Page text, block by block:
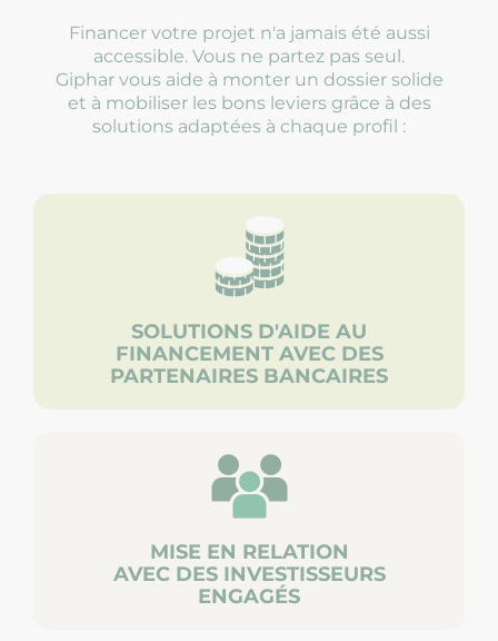
Financer votre projet n'a jamais été aussi
accessible. Vous ne partez pas seul.
Giphar vous aide à monter un dossier solide
et à mobiliser les bons leviers grâce à des
solutions adaptées à chaque profil :
SOLUTIONS D'AIDE AU
FINANCEMENT AVEC DES
PARTENAIRES BANCAIRES
MISE EN RELATION
AVEC DES INVESTISSEURS
ENGAGÉS